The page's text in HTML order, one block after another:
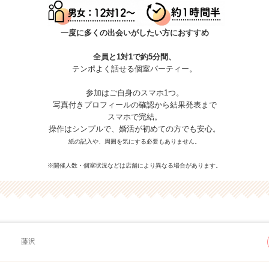
一度に多くの出会いがしたい方におすすめ
全員と1対1で約5分間、
テンポよく話せる個室パーティー。
参加はご自身のスマホ1つ。
写真付きプロフィールの確認から結果発表まで
スマホで完結。
操作はシンプルで、婚活が初めての方でも安心。
紙の記入や、周囲を気にする必要もありません。
※開催人数・個室状況などは店舗により異なる場合があります。
藤沢